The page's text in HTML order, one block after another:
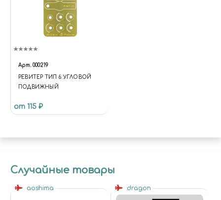
Арт. 000219
РЕВИТЕР ТИП 6 УГЛОВОЙ
ПОДВИЖНЫЙ
от 115 ₽
Случайные товары
aoshima dragon